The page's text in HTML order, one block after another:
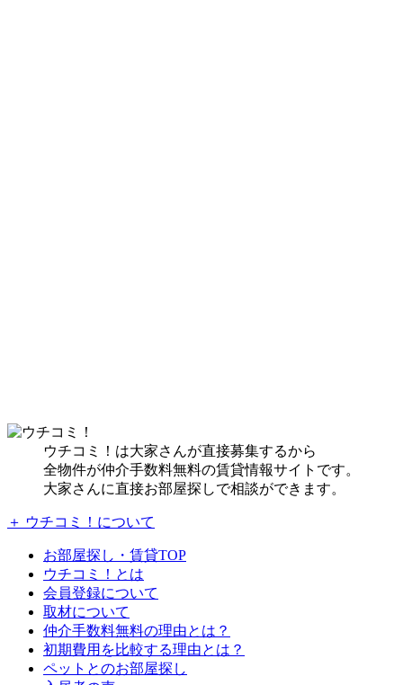
ウチコミ！は大家さんが直接募集するから
全物件が仲介手数料無料の賃貸情報サイトです。
大家さんに直接お部屋探しで相談ができます。
＋ ウチコミ！について
お部屋探し・賃貸TOP
ウチコミ！とは
会員登録について
取材について
仲介手数料無料の理由とは？
初期費用を比較する理由とは？
ペットとのお部屋探し